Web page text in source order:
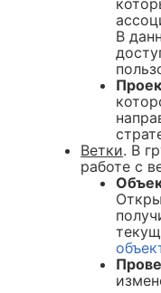
В
Ветки. В
работе с